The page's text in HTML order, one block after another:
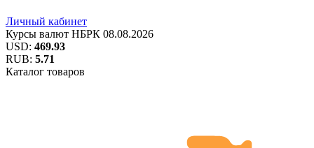
Личный кабинет
Курсы валют НБРК 08.08.2026
USD: 469.93
RUB: 5.71
Каталог товаров